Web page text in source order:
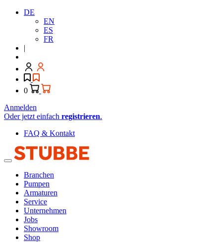
DE
EN
ES
FR
|
0
Anmelden
Oder jetzt einfach registrieren.
FAQ & Kontakt
Branchen
Pumpen
Armaturen
Service
Unternehmen
Jobs
Showroom
Shop